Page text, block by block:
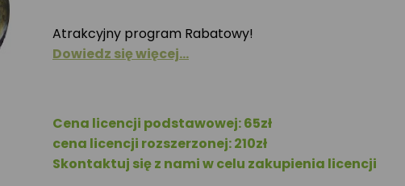
Atrakcyjny program Rabatowy!
Dowiedz się więcej…
Cena licencji podstawowej: 65zł
cena licencji rozszerzonej: 210zł
Skontaktuj się z nami w celu zakupienia licencji